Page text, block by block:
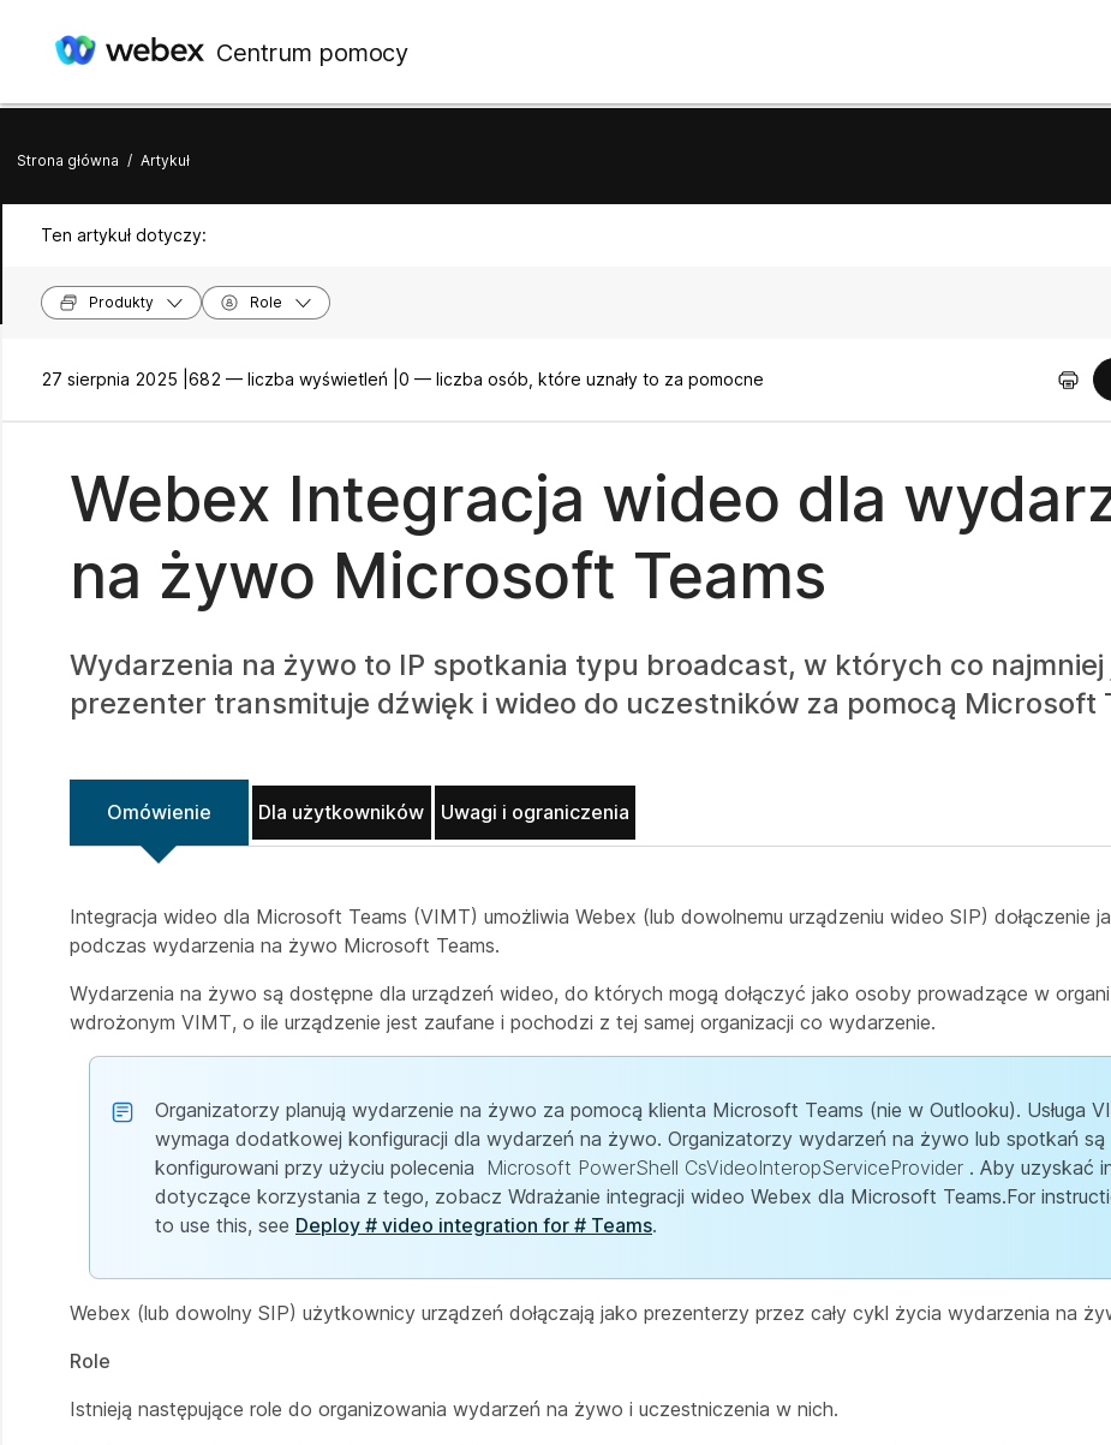
Centrum pomocy
Strona główna / Artykuł
Ten artykuł dotyczy:
Produkty Role
27 sierpnia 2025 | 682 — liczba wyświetleń | 0 — liczba osób, które uznały to za pomocne
Webex Integracja wideo dla
na żywo Microsoft Teams
Wydarzenia na żywo to IP spotkania typu broadcast, w których co najmniej
prezenter transmituje dźwięk i wideo do uczestników za pomocą Microsoft
Omówienie Dla użytkowników Uwagi i ograniczenia
Integracja wideo dla Microsoft Teams (VIMT) umożliwia Webex (lub dowolnemu urządzeniu wideo SIP) dołączenie
podczas wydarzenia na żywo Microsoft Teams.
Wydarzenia na żywo są dostępne dla urządzeń wideo, do których mogą dołączyć jako osoby prowadzące w
wdrożonym VIMT, o ile urządzenie jest zaufane i pochodzi z tej samej organizacji co wydarzenie.
Organizatorzy planują wydarzenie na żywo za pomocą klienta Microsoft Teams (nie w Outlooku). Usługa
wymaga dodatkowej konfiguracji dla wydarzeń na żywo. Organizatorzy wydarzeń na żywo lub spotkań są
konfigurowani przy użyciu polecenia
Microsoft PowerShell CsVideoInteropServiceProvider . Aby uzyskać
dotyczące korzystania z tego, zobacz Wdrażanie integracji wideo Webex dla Microsoft Teams.For
to use this, see Deploy # video integration for # Teams.
Webex (lub dowolny SIP) użytkownicy urządzeń dołączają jako prezenterzy przez cały cykl życia wydarzenia na
Role
Istnieją następujące role do organizowania wydarzeń na żywo i uczestniczenia w nich.